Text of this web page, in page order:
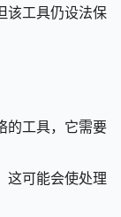
该工具仍设法保
的工具，它需要
这可能会使处理